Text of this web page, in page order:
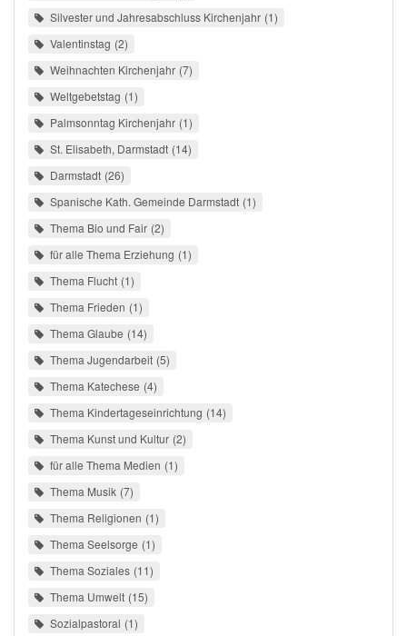
Silvester und Jahresabschluss Kirchenjahr 1
Valentinstag 2
Weihnachten Kirchenjahr 7
Weltgebetstag 1
Palmsonntag Kirchenjahr 1
St. Elisabeth, Darmstadt 14
Darmstadt 26
Spanische Kath. Gemeinde Darmstadt 1
Thema Bio und Fair 2
für alle Thema Erziehung 1
Thema Flucht 1
Thema Frieden 1
Thema Glaube 14
Thema Jugendarbeit 5
Thema Katechese 4
Thema Kindertageseinrichtung 14
Thema Kunst und Kultur 2
für alle Thema Medien 1
Thema Musik 7
Thema Religionen 1
Thema Seelsorge 1
Thema Soziales 11
Thema Umwelt 15
Sozialpastoral 1